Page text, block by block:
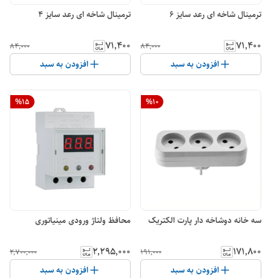
ترمینال شاخه ای رعد سایز 6
۷۱٬۴۰۰ ۸۴٬۰۰۰
افزودن به سبد
ترمینال شاخه ای رعد سایز 4
۷۱٬۴۰۰ ۸۴٬۰۰۰
افزودن به سبد
%10
سه خانه دوشاخه دار پارت الکتریک
۱۷۱٬۸۰۰ ۱۹۱٬۰۰۰
افزودن به سبد
%15
محافظ ولتاژ ورودی مینیاتوری
۲٬۲۹۵٬۰۰۰ ۲٬۷۰۰٬۰۰۰
افزودن به سبد